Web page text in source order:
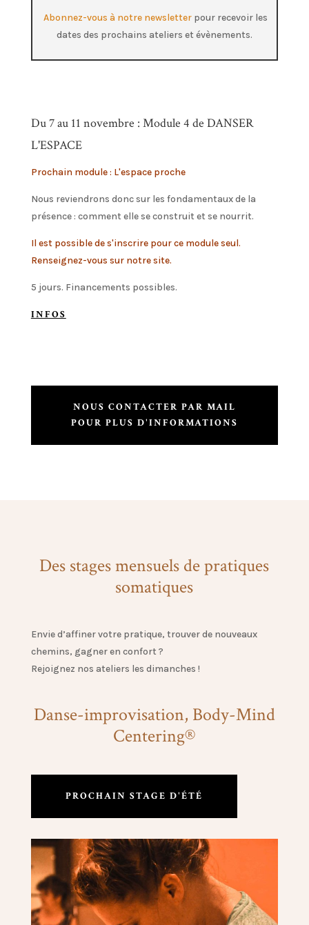
Abonnez-vous à notre newsletterpour recevoir les
dates des prochains ateliers et évènements.
Du 7 au 11 novembre : Module 4 de DANSER
L'ESPACE
Prochain module : L'espace proche
Nous reviendrons donc sur les fondamentaux de la
présence : comment elle se construit et se nourrit.
Il est possible de s'inscrire pour ce module seul.
Renseignez-vous sur notre site.
5 jours. Financements possibles.
INFOS
NOUS CONTACTER PAR MAIL
POUR PLUS D'INFORMATIONS
Des stages mensuels de pratiques
somatiques
Envie d’affiner votre pratique, trouver de nouveaux
chemins, gagner en confort ?
Rejoignez nos ateliers les dimanches !
Danse-improvisation, Body-Mind
Centering®
PROCHAIN STAGE D'ÉTÉ